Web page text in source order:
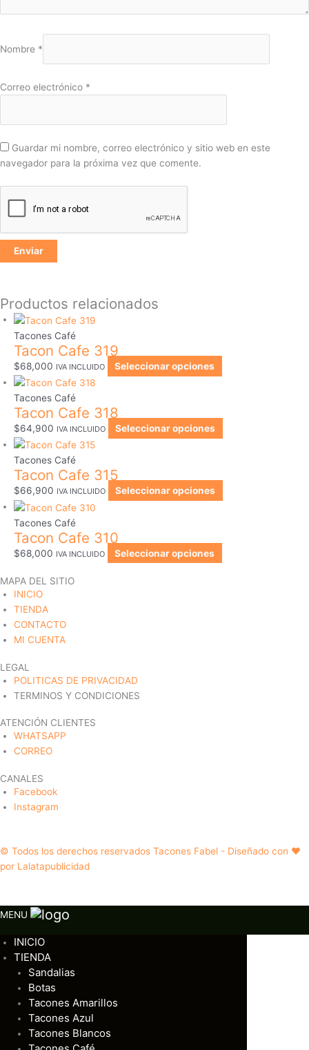
Nombre *
Correo electrónico *
Guardar mi nombre, correo electrónico y sitio web en este
navegador para la próxima vez que comente.
Productos relacionados
Tacones Café
Tacon Cafe 319
$68,000 IVA INCLUIDO Seleccionar opciones
Tacones Café
Tacon Cafe 318
$64,900 IVA INCLUIDO Seleccionar opciones
Tacones Café
Tacon Cafe 315
$66,900 IVA INCLUIDO Seleccionar opciones
Tacones Café
Tacon Cafe 310
$68,000 IVA INCLUIDO Seleccionar opciones
MAPA DEL SITIO
INICIO
TIENDA
CONTACTO
MI CUENTA
LEGAL
POLITICAS DE PRIVACIDAD
TERMINOS Y CONDICIONES
ATENCIÓN CLIENTES
WHATSAPP
CORREO
CANALES
Facebook
Instagram
© Todos los derechos reservados Tacones Fabel - Diseñado con ❤️
por Lalatapublicidad
MENU
INICIO
TIENDA
Sandalias
Botas
Tacones Amarillos
Tacones Azul
Tacones Blancos